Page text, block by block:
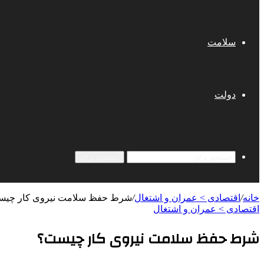
سلامت
دولت
خانه/ اقتصادی > عمران و اشتغال/شرط حفظ سلامت نیروی کار
اقتصادی > عمران و اشتغال
شرط حفظ سلامت نیروی کار چیست؟